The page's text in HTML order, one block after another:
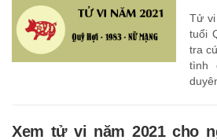
Tử
tuổi
tra
tình
Xem tử vi năm 2021 cho